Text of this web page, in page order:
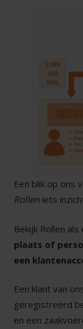
Een blik op ons
Rolleniets
Bekijk Rollen als
plaats of
een
Een klant van
geregistreerd
en een